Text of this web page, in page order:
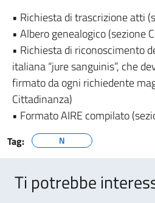
• Richiesta di trascrizione atti
• Albero genealogico (sezione
• Richiesta di riconoscimento
italiana “jure sanguinis”, che
firmato da ogni richiedente
Cittadinanza)
• Formato AIRE compilato
Tag: N
Ti potrebbe